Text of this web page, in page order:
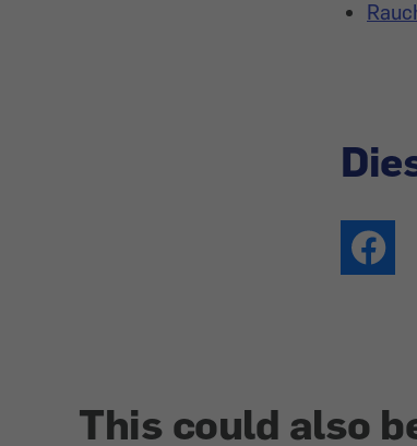
This could also